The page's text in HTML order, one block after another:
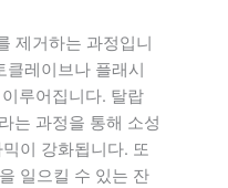
제거하는 과정입니
클레이브나 플래시
루어집니다. 탈랍
는 과정을 통해 소성
이 강화됩니다. 또
일으킬 수 있는 잔